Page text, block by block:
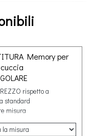
Memory per
rispetto a
standard
misura